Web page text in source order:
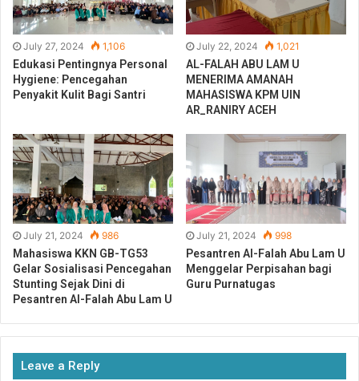
pemenang dalam LKBB putra dan putri di Pesantren Al-
Falah Abu Lam U adalah sebagai berikut:
Pemenang LKBB 2018 Purta:
Juara 1 diraih oleh Aceh besar 3 dengan jumlah nilai
840
juara 2 diraih oleh Aceh Campuran dengan jumlah
nilai 785
juara 3 diraih oleh Aceh besar 2 dengan jumlah nilai
770.
Pemenang LKBB 2018 Putri:
Juara 1 diraih oleh Aceh Jaya dengan jumlah nilai 715
juara 2 diraih oleh Aceh Besar 2 dengan jumlah nilai
juara 3 diraih oleh Aceh Besar 1 dengan jumlah nilai
July 27, 2024 1,106
Edukasi Pentingnya Personal
Hygiene: Pencegahan
Penyakit Kulit Bagi Santri
July 22, 2024 1,021
AL-FALAH ABU LAM U
MENERIMA AMANAH
MAHASISWA KPM UIN
AR_RANIRY ACEH
July 21, 2024 986
Mahasiswa KKN GB-TG53
Gelar Sosialisasi Pencegahan
Stunting Sejak Dini di
Pesantren Al-Falah Abu Lam U
July 21, 2024 998
Pesantren Al-Falah Abu Lam U
Menggelar Perpisahan bagi
Guru Purnatugas
Leave a Reply